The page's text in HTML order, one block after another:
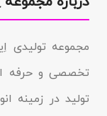
مجموعه تولیدى
تولید در زمینه